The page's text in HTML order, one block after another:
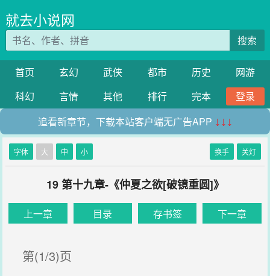
就去小说网
搜索
首页 玄幻 武侠 都市 历史
网游
科幻
言情 其他 排行 完本
登录
追看新章节，下载本站客户端无广告APP ↓↓↓
字体 大 中 小 换手 关灯
19 第十九章-《仲夏之欲[破镜重圆]》
上一章 目录 存书签 下一章
第(1/3)页